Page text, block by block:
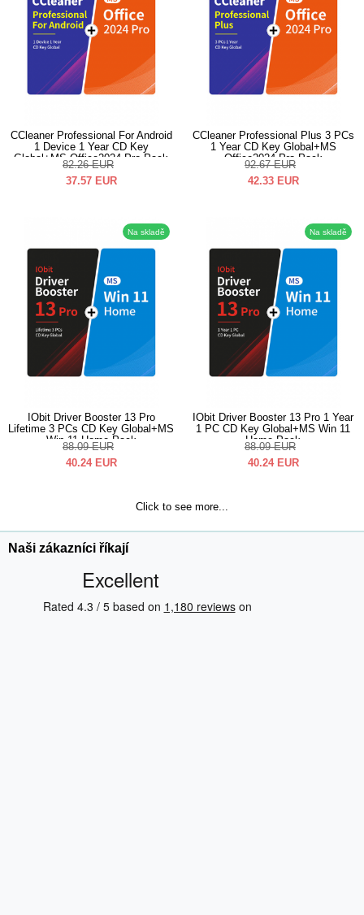
CCleaner Professional For Android
1 Device 1 Year CD Key
Global+MS Office2024 Pro Pack
82.26 EUR
37.57 EUR
CCleaner Professional Plus 3 PCs
1 Year CD Key Global+MS
Office2024 Pro Pack
92.67 EUR
42.33 EUR
Na skladě
IObit Driver Booster 13 Pro
Lifetime 3 PCs CD Key Global+MS
Win 11 Home Pack
88.09 EUR
40.24 EUR
Na skladě
IObit Driver Booster 13 Pro 1 Year
1 PC CD Key Global+MS Win 11
Home Pack
88.09 EUR
40.24 EUR
Click to see more...
Naši zákazníci říkají